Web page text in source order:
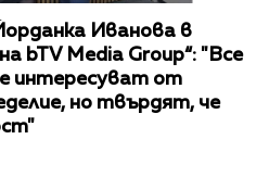
Иванова в
bTV Media Group“: "Все
интересуват от
но твърдят, че